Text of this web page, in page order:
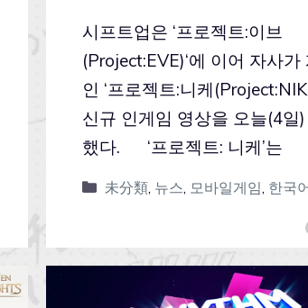
시프트업은 ‘프로젝트:이브
(Project:EVE)‘에 이어 자사가
인 ‘프로젝트:니케
신규 인게임 영상을 오늘(4일
했다. ‘프로젝트: 니케’는
未分類 뉴스 모바일게임 한국